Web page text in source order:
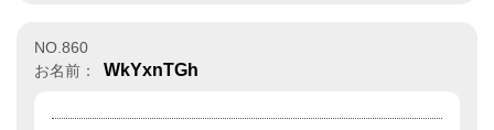
NO.860
お名前：
WkYxnTGh